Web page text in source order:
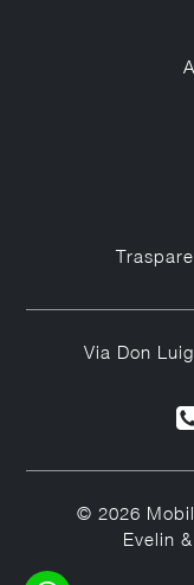
Via Don
© 2026
Evelin